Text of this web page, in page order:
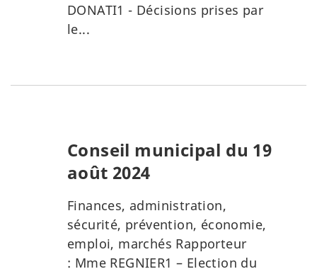
DONATI1 - Décisions prises par
le...
Conseil municipal du 19
août 2024
Finances, administration,
sécurité, prévention, économie,
emploi, marchés Rapporteur
: Mme REGNIER1 – Election du